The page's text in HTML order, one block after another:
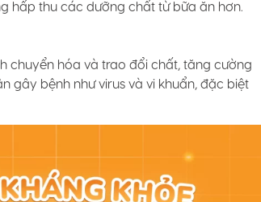
hấp thu các dưỡng chất từ bữa ăn hơn.
chuyển hóa và trao đổi chất, tăng cường
gây bệnh như virus và vi khuẩn, đặc biệt